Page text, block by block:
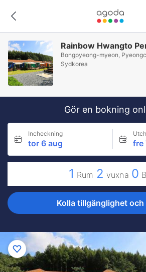
Rainbow Hwangto
Bongpyeong-myeon,
Sydkorea
Gör en bokning
Incheckning
tor 6 aug fre
1 Rum 2 vuxna 0
Kolla tillgänglighet och